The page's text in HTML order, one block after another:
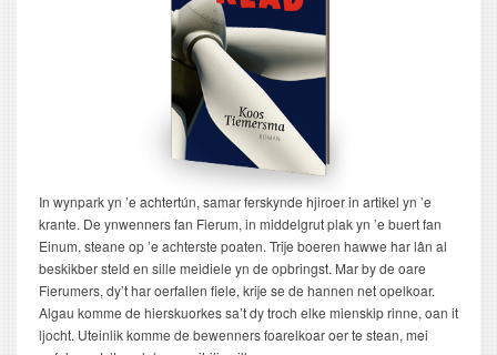
In wynpark yn ’e achtertún, samar ferskynde hjiroer in artikel yn ’e
krante. De ynwenners fan Fierum, in middelgrut plak yn ’e buert fan
Einum, steane op ’e achterste poaten. Trije boeren hawwe har lân al
beskikber steld en sille meidiele yn de opbringst. Mar by de oare
Fierumers, dy’t har oerfallen fiele, krije se de hannen net opelkoar.
Algau komme de hierskuorkes sa’t dy troch elke mienskip rinne, oan it
ljocht. Uteinlik komme de bewenners foarelkoar oer te stean, mei